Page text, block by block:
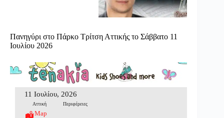
Πανηγύρι στο Πάρκο Τρίτση Αττικής το Σάββατο 11
Ιουλίου 2026
11 Ιουλίου, 2026
Αττική Περιφέρειες
Map